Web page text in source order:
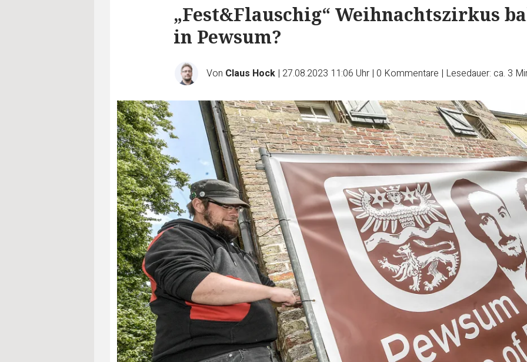
„Fest&Flauschig“ Weihnachtszirkus
in Pewsum?
Von Claus Hock | 27.08.2023 11:06 Uhr | 0 Kommentare | Lesedauer: ca. 3